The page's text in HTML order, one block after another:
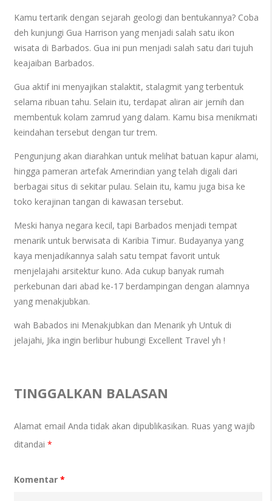
Kamu tertarik dengan sejarah geologi dan bentukannya? Coba
deh kunjungi Gua Harrison yang menjadi salah satu ikon
wisata di Barbados. Gua ini pun menjadi salah satu dari tujuh
keajaiban Barbados.
Gua aktif ini menyajikan stalaktit, stalagmit yang terbentuk
selama ribuan tahu. Selain itu, terdapat aliran air jernih dan
membentuk kolam zamrud yang dalam. Kamu bisa menikmati
keindahan tersebut dengan tur trem.
Pengunjung akan diarahkan untuk melihat batuan kapur alami,
hingga pameran artefak Amerindian yang telah digali dari
berbagai situs di sekitar pulau. Selain itu, kamu juga bisa ke
toko kerajinan tangan di kawasan tersebut.
Meski hanya negara kecil, tapi Barbados menjadi tempat
menarik untuk berwisata di Karibia Timur. Budayanya yang
kaya menjadikannya salah satu tempat favorit untuk
menjelajahi arsitektur kuno. Ada cukup banyak rumah
perkebunan dari abad ke-17 berdampingan dengan alamnya
yang menakjubkan.
wah Babados ini Menakjubkan dan Menarik yh Untuk di
jelajahi, Jika ingin berlibur hubungi Excellent Travel yh !
TINGGALKAN BALASAN
Alamat email Anda tidak akan dipublikasikan. Ruas yang wajib
ditandai*
Komentar*